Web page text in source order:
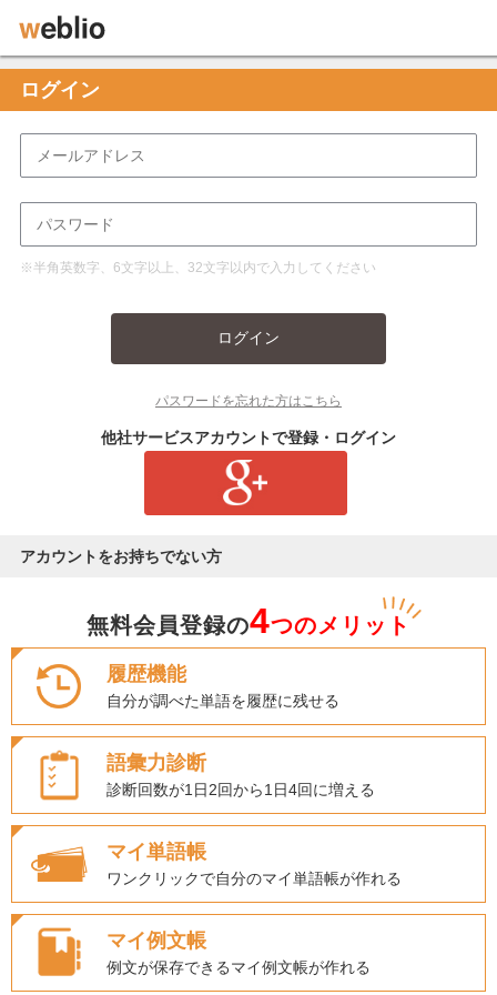
ログイン
※半角英数字、6文字以上、32文字以内で入力してください
ログイン
パスワードを忘れた方はこちら
他社サービスアカウントで登録・ログイン
アカウントをお持ちでない方
無料会員登録の4つのメリット
履歴機能
自分が調べた単語を履歴に残せる
語彙力診断
診断回数が1日2回から1日4回に増える
マイ単語帳
ワンクリックで自分のマイ単語帳が作れる
マイ例文帳
例文が保存できるマイ例文帳が作れる